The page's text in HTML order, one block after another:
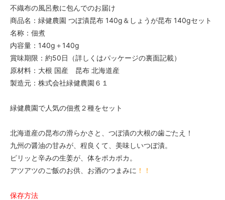
不織布の風呂敷に包んでのお届け
商品名：緑健農園 つぼ漬昆布 140g＆しょうが昆布 140gセット
名称：佃煮
内容量：140g＋140g
賞味期限：約50日（詳しくはパッケージの裏面記載）
原材料：大根 国産 昆布 北海道産
製造元：株式会社緑健農園６１
緑健農園で人気の佃煮２種をセット
北海道産の昆布の滑らかさと、つぼ漬の大根の歯ごたえ！
九州の醤油の甘みが、程良くて、美味しいつぼ漬。
ピリッと辛みの生姜が、体をポカポカ。
アツアツのご飯のお供、お酒のつまみに ！！
保存方法